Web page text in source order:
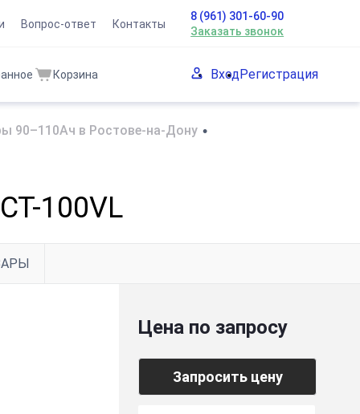
Вопрос-ответ Контакты
8 (961) 301-60-90
Заказать звонок
Корзина ВходРегистрация
90–110Ач в Ростове-на-Дону •
100VL
Цена по запросу
Запросить цену